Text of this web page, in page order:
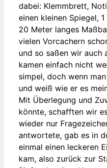
dabei: Klemmbrett,
einen kleinen Spiegel,
20 Meter langes
vielen Vorcachern
und so saßen wir auch
kamen einfach nicht
simpel, doch wenn
und weiß wie er es
Mit Überlegung und
könnte, schafften wir
wieder nur
antwortete, gab es in
einmal einen leckeren
kam, also zurück zur